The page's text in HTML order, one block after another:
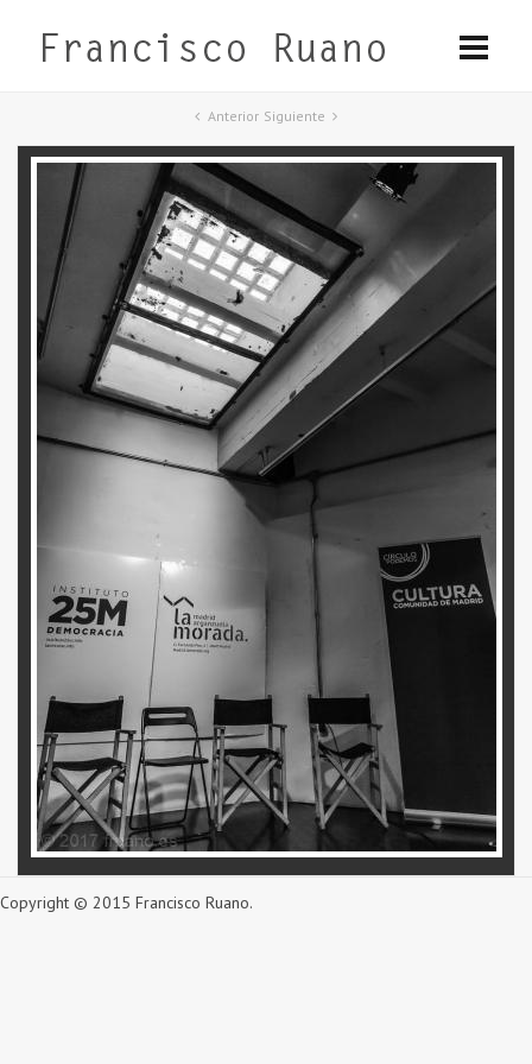
Anterior Siguiente
Copyright © 2015 Francisco Ruano.